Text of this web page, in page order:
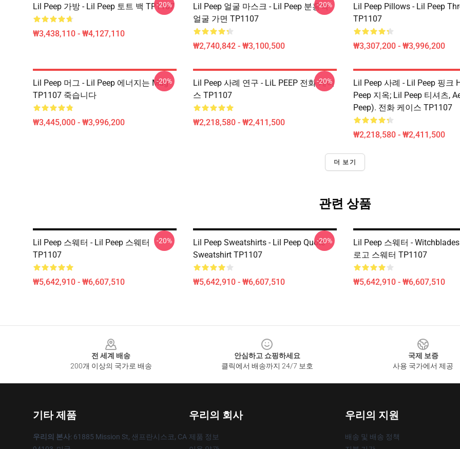
Lil Peep 가방 - Lil Peep 토트 백 TP1107
₩3,438,110 - ₩4,127,110
-20%
Lil Peep 얼굴 마스크 - Lil Peep 분홍색
얼굴 가면 TP1107
₩2,740,842 - ₩3,100,500
-20%
Lil Peep Pillows - Lil Peep
TP1107
₩3,307,200 - ₩3,996,200
Lil Peep 머그 - Lil Peep 에너지는 Mug
TP1107 죽습니다
₩3,445,000 - ₩3,996,200
-20%
Lil Peep 사례 연구 - LiL PEEP 전화 케이
스 TP1107
₩2,218,580 - ₩2,411,500
-20%
Lil Peep 사례 - Lil Peep 핑크
Peep 지옥; Lil Peep 티셔츠,
Peep). 전화 케이스 TP1107
₩2,218,580 - ₩2,411,500
더 보기
관련 상품
Lil Peep 스웨터 - Lil Peep 스웨터
TP1107
₩5,642,910 - ₩6,607,510
-20%
Lil Peep Sweatshirts - Lil Peep Quote
Sweatshirt TP1107
₩5,642,910 - ₩6,607,510
-20%
Lil Peep 스웨터 -
로고 스웨터 TP1107
₩5,642,910 - ₩6,607,510
전 세계 배송
200개 이상의 국가로 배송
안심하고 쇼핑하세요
클릭에서 배송까지 24/7 보호
국제 보증
사용 국가에서 제공
기타 제품
우리의 본사: 61885 Mission St, 샌프란시스코, CA
우리의 회사
제품 정보
우리의 지원
배송 및 배송 정책